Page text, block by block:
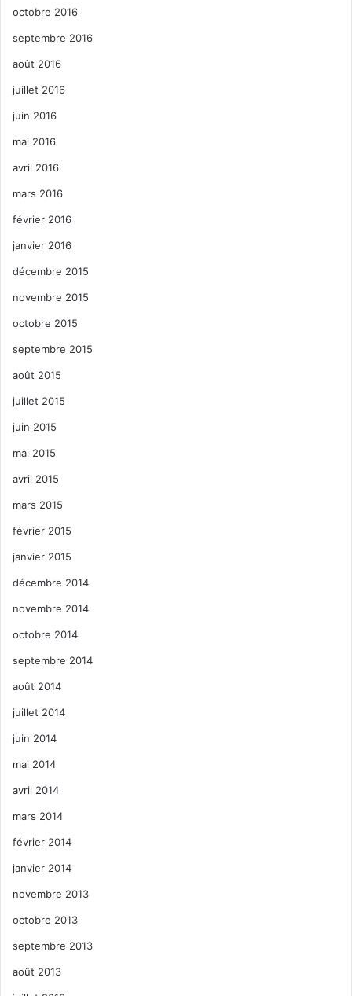
octobre 2016
septembre 2016
août 2016
juillet 2016
juin 2016
mai 2016
avril 2016
mars 2016
février 2016
janvier 2016
décembre 2015
novembre 2015
octobre 2015
septembre 2015
août 2015
juillet 2015
juin 2015
mai 2015
avril 2015
mars 2015
février 2015
janvier 2015
décembre 2014
novembre 2014
octobre 2014
septembre 2014
août 2014
juillet 2014
juin 2014
mai 2014
avril 2014
mars 2014
février 2014
janvier 2014
novembre 2013
octobre 2013
septembre 2013
août 2013